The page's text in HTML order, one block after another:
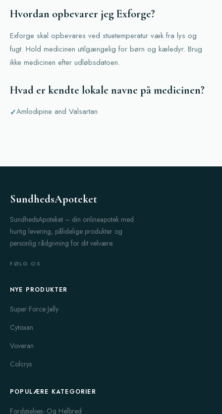
Hvordan opbevarer jeg Exforge?
Exforge skal opbevares ved stuetemperatur væk fra lys og
fugt. Hold medicinen utilgængelig for børn og kæledyr. Brug
ikke medicinen efter udløbsdatoen.
Hvad er kendte lokale navne på medicinen?
Amlodipine and Valsartan
SundhedsApoteket
SundhedsApoteket – din onlineapotek med
hurtig levering, pålidelige produkter og
personlig rådgivning for dit velvære.
FØLG OS
NYE PRODUKTER
Super Force Jelly
Cytoxan
Voveran
Colcrys
POPULÆRE KATEGORIER
Fordøjelses- Og Helbred